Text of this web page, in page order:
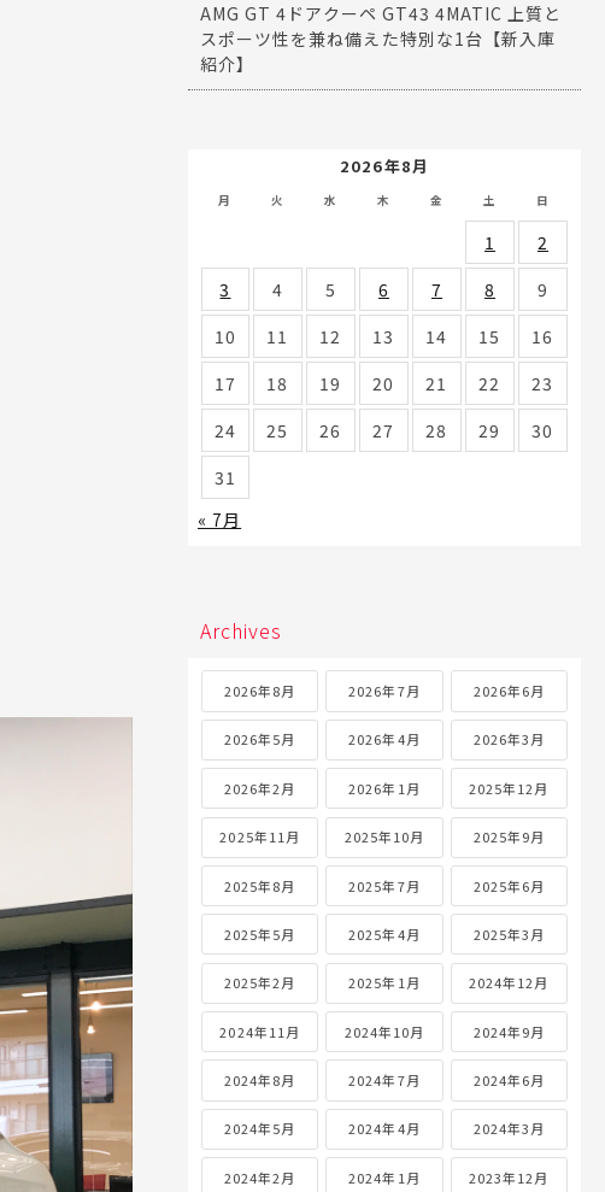
AMG GT 4ドアクーペ GT43 4MATIC 上質と
スポーツ性を兼ね備えた特別な1台【新入庫
紹介】
2026年8月
月 火 水 木 金 土 日
1
2
3
4 5 6 7 8
9
10
11 12 13 14 15
16
17
18 19 20 21 22
23
24
25 26 27 28 29
30
31
« 7月
Archives
2026年8月 2026年7月 2026年6月
2026年5月 2026年4月 2026年3月
2026年2月 2026年1月 2025年12月
2025年11月 2025年10月 2025年9月
2025年8月 2025年7月 2025年6月
2025年5月 2025年4月 2025年3月
2025年2月 2025年1月 2024年12月
2024年11月 2024年10月 2024年9月
2024年8月 2024年7月 2024年6月
2024年5月 2024年4月 2024年3月
2024年2月 2024年1月 2023年12月